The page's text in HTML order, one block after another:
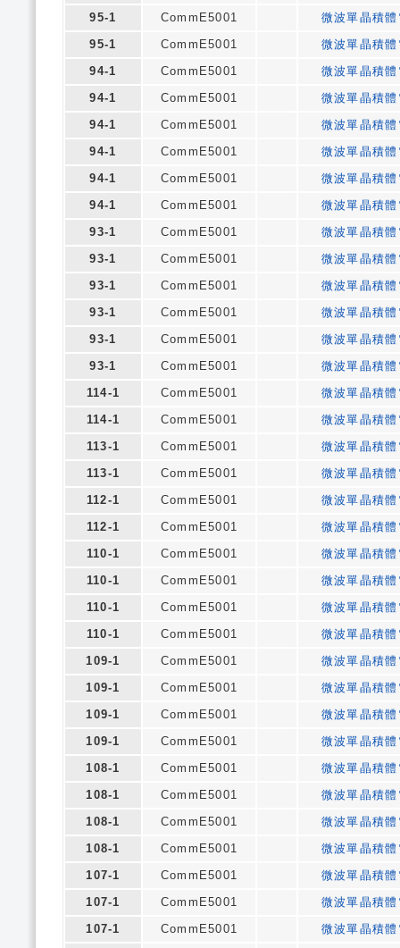
95-1
CommE5001
微波單晶積
95-1
CommE5001
微波單晶積
94-1
CommE5001
微波單晶積
94-1
CommE5001
微波單晶積
94-1
CommE5001
微波單晶積
94-1
CommE5001
微波單晶積
94-1
CommE5001
微波單晶積
94-1
CommE5001
微波單晶積
93-1
CommE5001
微波單晶積
93-1
CommE5001
微波單晶積
93-1
CommE5001
微波單晶積
93-1
CommE5001
微波單晶積
93-1
CommE5001
微波單晶積
93-1
CommE5001
微波單晶積
114-1
CommE5001
微波單晶積
114-1
CommE5001
微波單晶積
113-1
CommE5001
微波單晶積
113-1
CommE5001
微波單晶積
112-1
CommE5001
微波單晶積
112-1
CommE5001
微波單晶積
110-1
CommE5001
微波單晶積
110-1
CommE5001
微波單晶積
110-1
CommE5001
微波單晶積
110-1
CommE5001
微波單晶積
109-1
CommE5001
微波單晶積
109-1
CommE5001
微波單晶積
109-1
CommE5001
微波單晶積
109-1
CommE5001
微波單晶積
108-1
CommE5001
微波單晶積
108-1
CommE5001
微波單晶積
108-1
CommE5001
微波單晶積
108-1
CommE5001
微波單晶積
107-1
CommE5001
微波單晶積
107-1
CommE5001
微波單晶積
107-1
CommE5001
微波單晶積